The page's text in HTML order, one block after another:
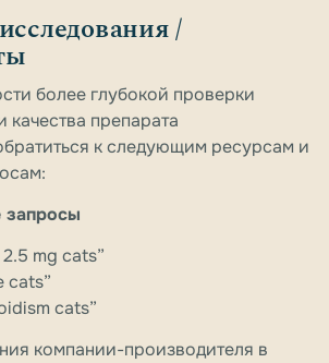
/
более глубокой проверки
качества препарата
к следующим ресурсам и
mg cats”
cats”
cats”
компании-производителя в